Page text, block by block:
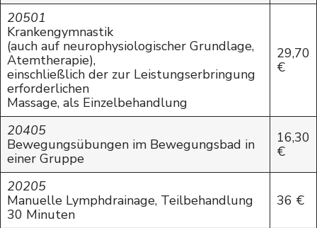
20501
Krankengymnastik
(auch auf neurophysiologischer Grundlage,
Atemtherapie),
einschließlich der zur Leistungserbringung
erforderlichen
Massage, als Einzelbehandlung
29,70
€
20405
Bewegungsübungen im Bewegungsbad in
einer Gruppe
16,30
€
20205
Manuelle Lymphdrainage, Teilbehandlung
30 Minuten
36 €